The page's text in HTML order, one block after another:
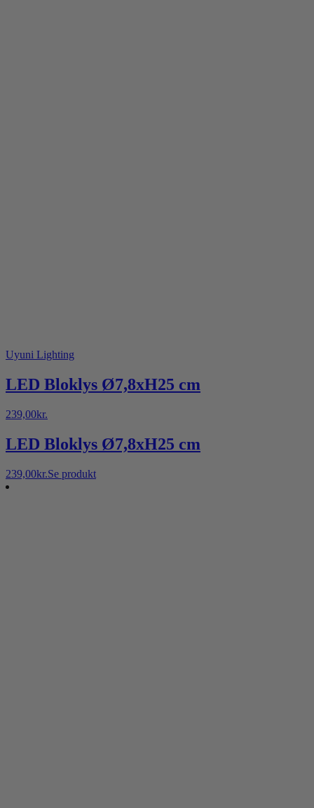
Uyuni Lighting
LED Bloklys Ø7,8xH25 cm
239,00kr.
LED Bloklys Ø7,8xH25 cm
239,00kr.Se produkt